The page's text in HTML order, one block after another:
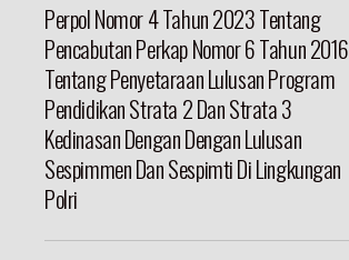
Perpol Nomor 4 Tahun 2023 Tentang
Pencabutan Perkap Nomor 6 Tahun 2016
Tentang Penyetaraan Lulusan Program
Pendidikan Strata 2 Dan Strata 3
Kedinasan Dengan Dengan Lulusan
Sespimmen Dan Sespimti Di Lingkungan
Polri